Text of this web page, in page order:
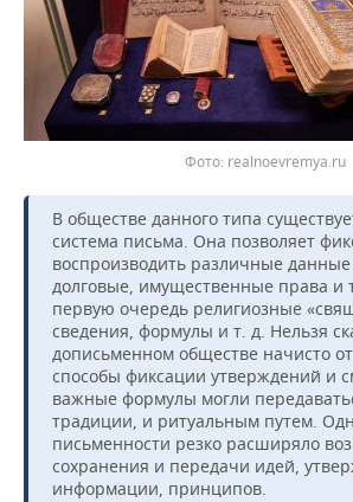
realnoevremya.ru
В обществе данного типа
система письма. Она позволяет
воспроизводить различные
долговые, имущественные права и
первую очередь религиозные
сведения, формулы и т. д. Нельзя
дописьменном обществе начисто
способы фиксации утверждений и
важные формулы могли
традиции, и ритуальным путем.
письменности резко расширяло
сохранения и передачи идей,
информации, принципов.